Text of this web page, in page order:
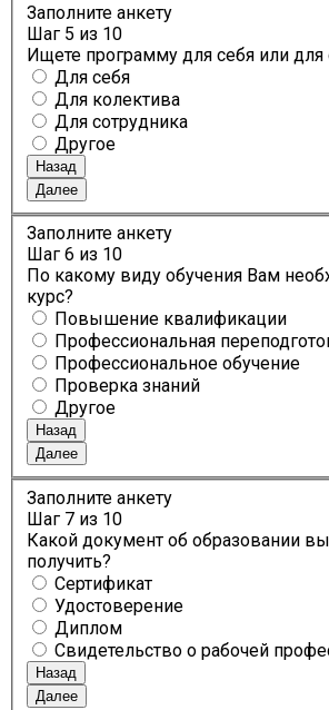
Заполните анкету
Шаг 5 из 10
Ищете программу для себя или для
Для себя
Для колектива
Для сотрудника
Другое
Назад
Далее
Заполните анкету
Шаг 6 из 10
По какому виду обучения Вам
курс?
Повышение квалификации
Профессиональная
Профессиональное обучение
Проверка знаний
Другое
Назад
Далее
Заполните анкету
Шаг 7 из 10
Какой документ об образовании вы
получить?
Сертификат
Удостоверение
Диплом
Свидетельство о рабочей
Назад
Далее